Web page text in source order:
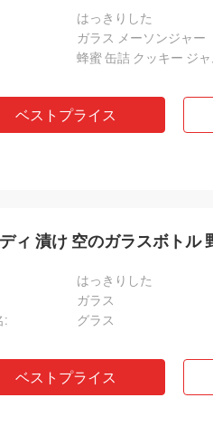
はっきりした
ガラス メーソンジャー
蜂蜜 缶詰 クッキー ジ
ベストプライス
ィ 漬け 空のガラスボトル
はっきりした
ガラス
:
グラス
ベストプライス